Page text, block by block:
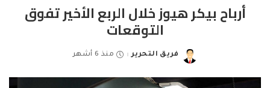
أرباح بيكر هيوز خلال الربع الأخير تفوق
التوقعات
Posted
فريق التحرير منذ 6 أشهر